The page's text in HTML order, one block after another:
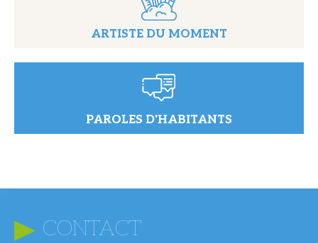
ARTISTE DU MOMENT
PAROLES D'HABITANTS
CONTACT